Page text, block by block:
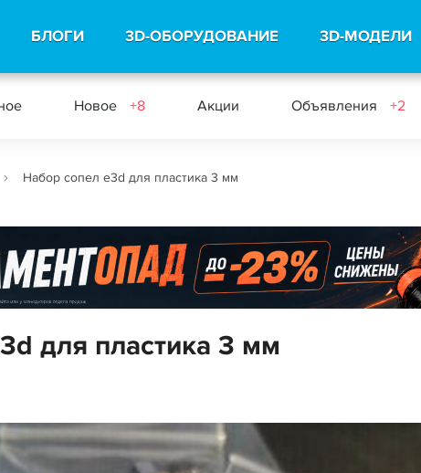
БЛОГИ 3D-ОБОРУДОВАНИЕ 3D-МОДЕЛИ
Новое +8 Акции Объявления +2
Набор сопел e3d для пластика 3 мм
для пластика 3 мм